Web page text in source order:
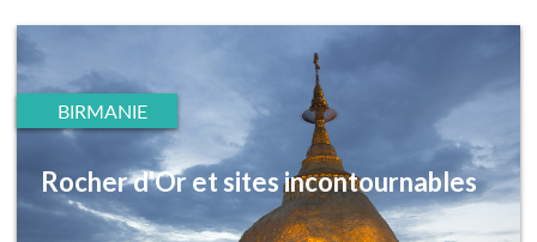
BIRMANIE
Rocher d'Or et sites incontournables